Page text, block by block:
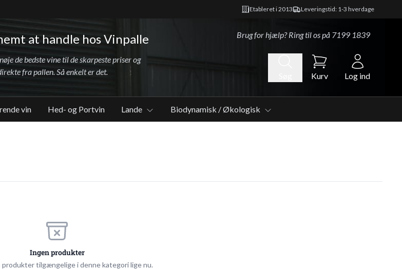
Etableret i 2013 Leveringstid: 1-3 hverdage
at handle hos Vinpalle
de bedste vine til de skarpeste priser og
fra pallen. Så enkelt er det.
Brug for hjælp? Ring til os på 7199 1839
Kurv Log ind
vin Hed- og Portvin Lande Biodynamisk / Økologisk
Ingen produkter
produkter tilgængelige i denne kategori lige nu.